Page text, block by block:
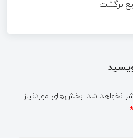
برگشت
نخواهد شد. بخش‌های موردنیاز
*